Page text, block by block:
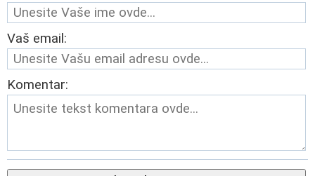
Vaš email:
Komentar: